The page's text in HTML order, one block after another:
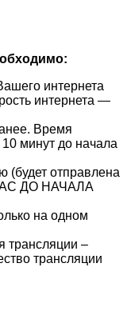
интернета
интернета —
Время
минут до начала
(будет отправлена
ДО НАЧАЛА
на одном
трансляции –
трансляции